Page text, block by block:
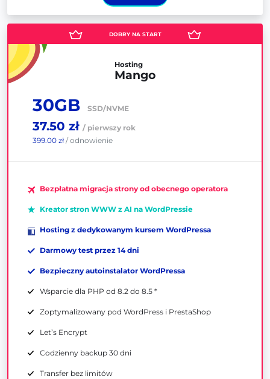
Hosting
Mango
30GB SSD/NVME
37.50 zł / pierwszy rok
399.00 zł/ odnowienie
Bezpłatna migracja strony od obecnego operatora
Kreator stron WWW z AI na WordPressie
Hosting z dedykowanym kursem WordPressa
Darmowy test przez 14 dni
Bezpieczny autoinstalator WordPressa
Wsparcie dla PHP od 8.2 do 8.5 *
Zoptymalizowany pod WordPress i PrestaShop
Let’s Encrypt
Codzienny backup 30 dni
Transfer bez limitów